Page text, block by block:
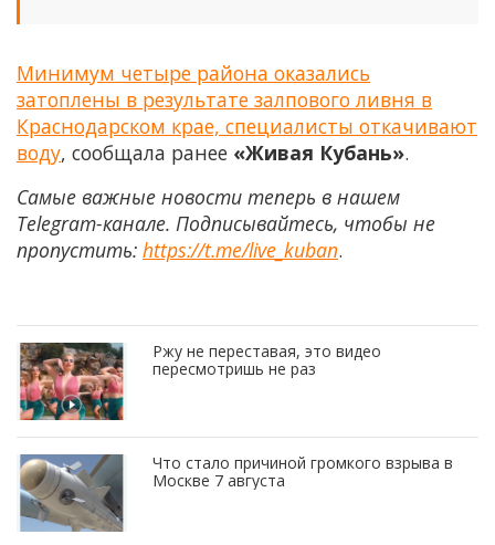
Минимум четыре района оказались
затоплены в результате залпового ливня в
Краснодарском крае, специалисты откачивают
воду, сообщала ранее «Живая Кубань».
Самые важные новости теперь в нашем
Telegram-канале. Подписывайтесь, чтобы не
пропустить: https://t.me/live_kuban.
Ржу не переставая, это видео
пересмотришь не раз
Что стало причиной громкого взрыва в
Москве 7 августа